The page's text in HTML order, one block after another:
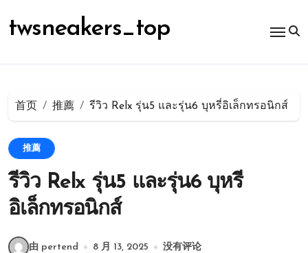
容
twsneakers_top
首页 推薦 รีวิว Relx รุ่น5 และรุ่น6 บุหรี่อิเล็กทรอนิกส์
推薦
รีวิว Relx รุ่น5 และรุ่น6 บุหรี่
อิเล็กทรอนิกส์
由 pertend 8 月 13, 2025 没有评论